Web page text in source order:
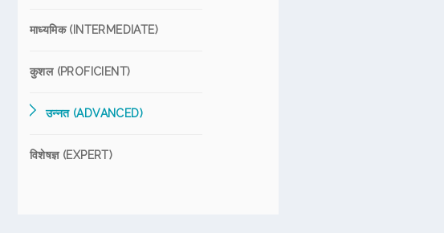
माध्यमिक (INTERMEDIATE)
कुशल (PROFICIENT)
उन्नत (ADVANCED)
विशेषज्ञ (EXPERT)